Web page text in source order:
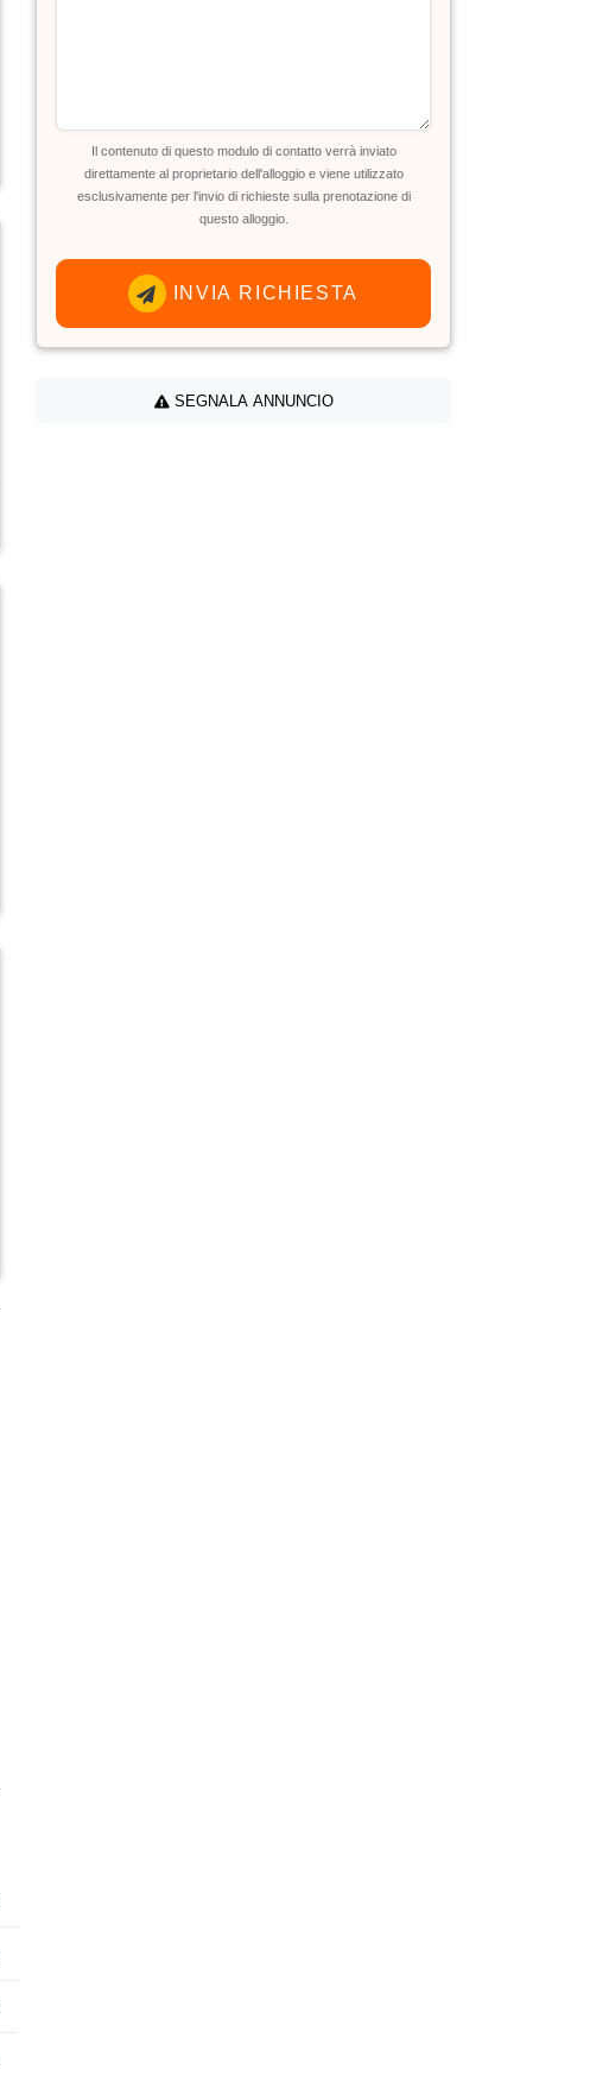
Il contenuto di questo modulo di contatto verrà inviato
direttamente al proprietario dell'alloggio e viene utilizzato
esclusivamente per l'invio di richieste sulla prenotazione di
questo alloggio.
INVIA RICHIESTA
SEGNALA ANNUNCIO